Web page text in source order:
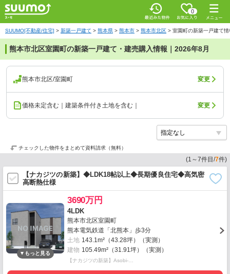
0
SUUMO[不動産/住宅] > 新築一戸建て > 熊本県 > 熊本市 > 熊本市北区 > 室園町の新築一戸建て情
熊本市北区室園町の新築一戸建て・建売購入情報｜2026年8月
熊本市北区/室園町 変更
価格未定含む｜建築条件付き土地を含む｜ 変更
チェックした物件をまとめて資料請求（無料）
(1 ～7件目/7件)
【ナカジツの新築】◆LDK18帖以上◆長期優良住宅◆高気密
高断熱仕様
3690万円
4LDK
熊本市北区室園町
熊本電気鉄道「北熊本」歩3分
土地 143.1m²（43.28坪）（実測）
建物 105.49m²（31.91坪）（実測）
【ナカジツの新築】Asobi-…